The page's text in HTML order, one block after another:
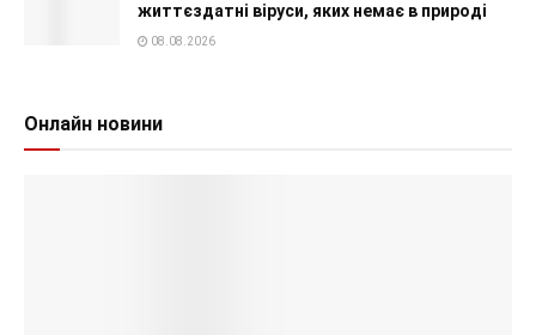
життєздатні віруси, яких немає в природі
08.08.2026
Онлайн новини